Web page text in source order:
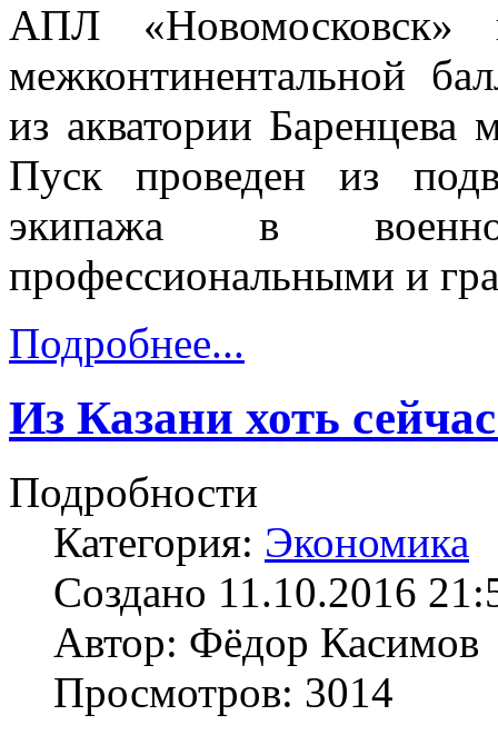
АПЛ «Новомосковск»
межконтинентальной
из акватории Баренцева
Пуск проведен из
экипажа в
профессиональными и
Подробнее...
Из Казани хоть
Подробности
Категория: Экономика
Создано 11.10.2016
Автор: Фёдор Касимов
Просмотров: 3014